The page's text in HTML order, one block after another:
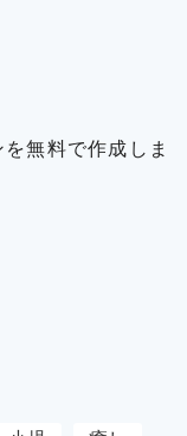
無料で作成しま